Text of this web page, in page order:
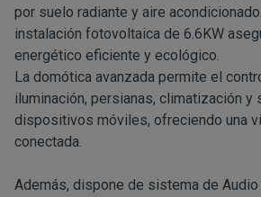
por suelo radiante y aire
instalación fotovoltaica de 6.6KW
energético eficiente y ecológico.
La domótica avanzada permite el
iluminación, persianas, climatización y
dispositivos móviles, ofreciendo una
conectada.
Además, dispone de sistema de